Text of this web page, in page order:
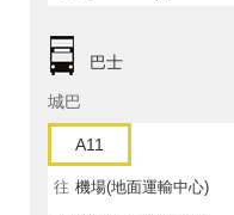
巴士
城巴
A11
往 機場(地面運輸中心)